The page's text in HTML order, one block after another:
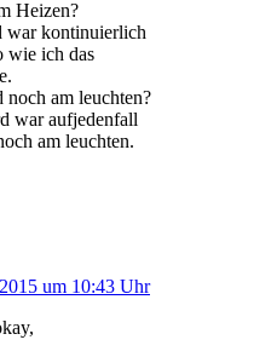
Heizen?
war kontinuierlich
wie ich das
noch am leuchten?
war aufjedenfall
am leuchten.
um 10:43 Uhr